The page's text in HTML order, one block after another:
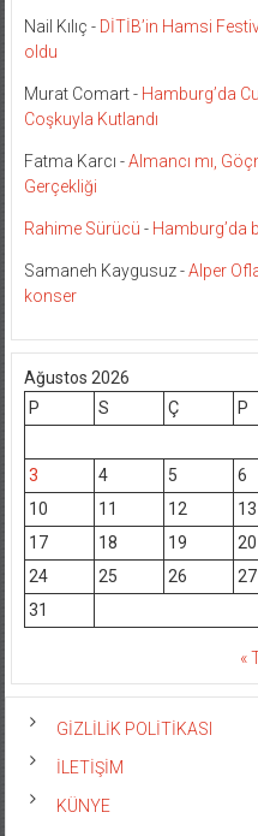
Nail Kılıç - DİTİB’in Hamsi
oldu
Murat Comart- Hamburg’da
Coşkuyla Kutlandı
Fatma Karcı -Almancı mı,
Gerçekliği
Rahime Sürücü - Hamburg’da
Samaneh Kaygusuz-Alper
konser
Ağustos 2026
P
S Ç P
3
4 5 6
10
11 12 13
17
18 19 20
24
25 26 27
31
«
GİZLİLİK POLİTİKASI
İLETİŞİM
KÜNYE